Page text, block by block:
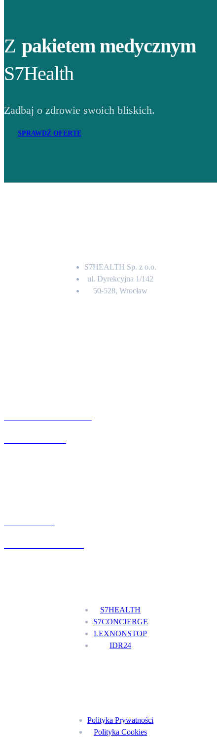
Z pakietem medycznym
S7Health
Zadbaj o zdrowie swoich bliskich.
SPRAWDŹ OFERTĘ
S7HEALTH Sp. z o.o.
ul. Dyrekcyjna 1/142
50-528, Wrocław
S7HEALTH
S7CONCIERGE
LEXNONSTOP
IDR24
Polityka Prywatności
Polityka Cookies